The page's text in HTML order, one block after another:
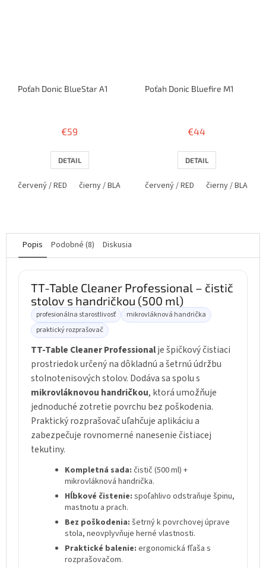
Poťah Donic BlueStar A1
€59
DETAIL
červený / RED čierny / BLACK
Poťah Donic Bluefire M1
€44
DETAIL
červený / RED čierny / BLACK
Popis Podobné (8) Diskusia
TT-Table Cleaner Professional – čistič
stolov s handričkou (500 ml)
profesionálna starostlivosť
mikrovláknová handrička
praktický rozprašovač
TT-Table Cleaner Professionalje špičkový čistiaci
prostriedok určený na dôkladnú a šetrnú údržbu
stolnotenisových stolov. Dodáva sa spolu s
mikrovláknovou handričkou, ktorá umožňuje
jednoduché zotretie povrchu bez poškodenia.
Praktický rozprašovač uľahčuje aplikáciu a
zabezpečuje rovnomerné nanesenie čistiacej
tekutiny.
Kompletná sada: čistič (500 ml) +
mikrovláknová handrička.
Hĺbkové čistenie: spoľahlivo odstraňuje špinu,
mastnotu a prach.
Bez poškodenia: šetrný k povrchovej úprave
stola, neovplyvňuje herné vlastnosti.
Praktické balenie: ergonomická fľaša s
rozprašovačom.